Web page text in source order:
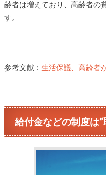
齢者は増えており、高齢者の
す。
参考文献： 生活保護、高齢者
給付金などの制度は”